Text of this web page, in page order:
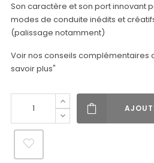
Son caractère et son port innovant
modes de conduite inédits et
(palissage notamment)
Voir nos conseils complémentaires
savoir plus"